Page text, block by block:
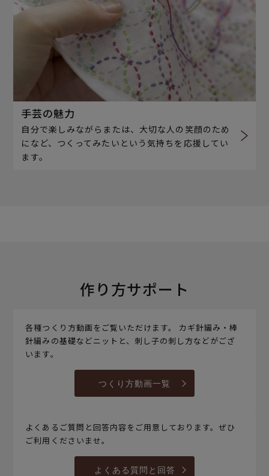
手芸の魅力
自分で楽しみながらまたは、大切な人の笑顔のため
になど、つくってみたいという気持ちを応援してい
ます。
作り方サポート
各種つくり方動画をご覧いただけます。 カギ針編み・棒
針編みの基礎などニットと、刺し子の刺し方などがござ
います。
つくり方動画一覧
よくあるご質問と回答内容をご用意しております。ぜひ
ご利用くださいませ。
よくある質問と回答